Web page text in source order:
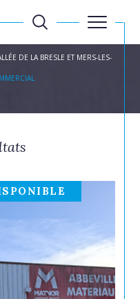
DE LA BRESLE ET MERS-LES-